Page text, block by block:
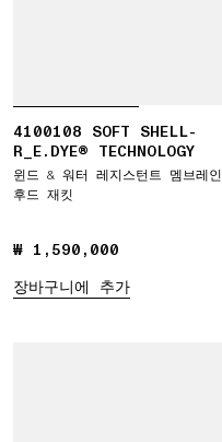
4100108 SOFT SHELL-
R_E.DYE® TECHNOLOGY
윈드 & 워터 레지스턴트 멤브레인
후드 재킷
₩ 1,590,000
₩ 1,590,000
장바구니에 추가